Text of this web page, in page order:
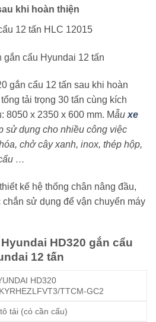
khi hoàn thiện
gắn cẩu 12 tấn sau khi hoàn
tải trọng 30 tấn cùng kích
8050 x 2350 x 600 mm. Mẫu xe
sử dụng cho nhiều công việc
chở cây xanh, inox, thép hộp,
…
kế hệ thống chân nâng đầu,
sử dụng để vận chuyển máy
HD320 gắn cẩu
12 tấn
HD320
TTCM-GC2
tải (có cần cẩu)